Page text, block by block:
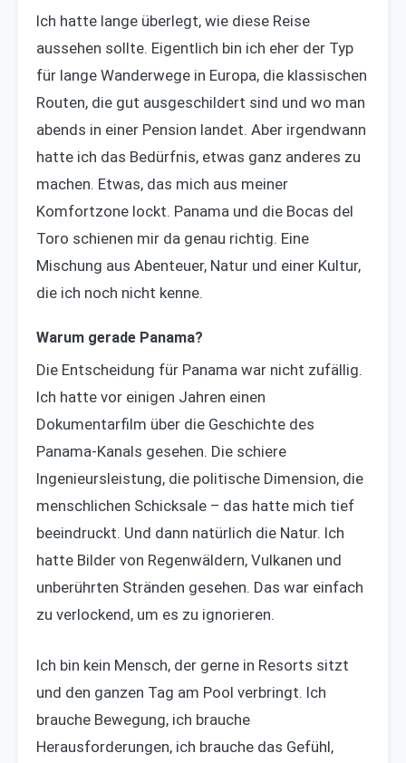
Ich hatte lange überlegt, wie diese Reise
aussehen sollte. Eigentlich bin ich eher der Typ
für lange Wanderwege in Europa, die klassischen
Routen, die gut ausgeschildert sind und wo man
abends in einer Pension landet. Aber irgendwann
hatte ich das Bedürfnis, etwas ganz anderes zu
machen. Etwas, das mich aus meiner
Komfortzone lockt. Panama und die Bocas del
Toro schienen mir da genau richtig. Eine
Mischung aus Abenteuer, Natur und einer Kultur,
die ich noch nicht kenne.
Warum gerade Panama?
Die Entscheidung für Panama war nicht zufällig.
Ich hatte vor einigen Jahren einen
Dokumentarfilm über die Geschichte des
Panama-Kanals gesehen. Die schiere
Ingenieursleistung, die politische Dimension, die
menschlichen Schicksale – das hatte mich tief
beeindruckt. Und dann natürlich die Natur. Ich
hatte Bilder von Regenwäldern, Vulkanen und
unberührten Stränden gesehen. Das war einfach
zu verlockend, um es zu ignorieren.
Ich bin kein Mensch, der gerne in Resorts sitzt
und den ganzen Tag am Pool verbringt. Ich
brauche Bewegung, ich brauche
Herausforderungen, ich brauche das Gefühl,